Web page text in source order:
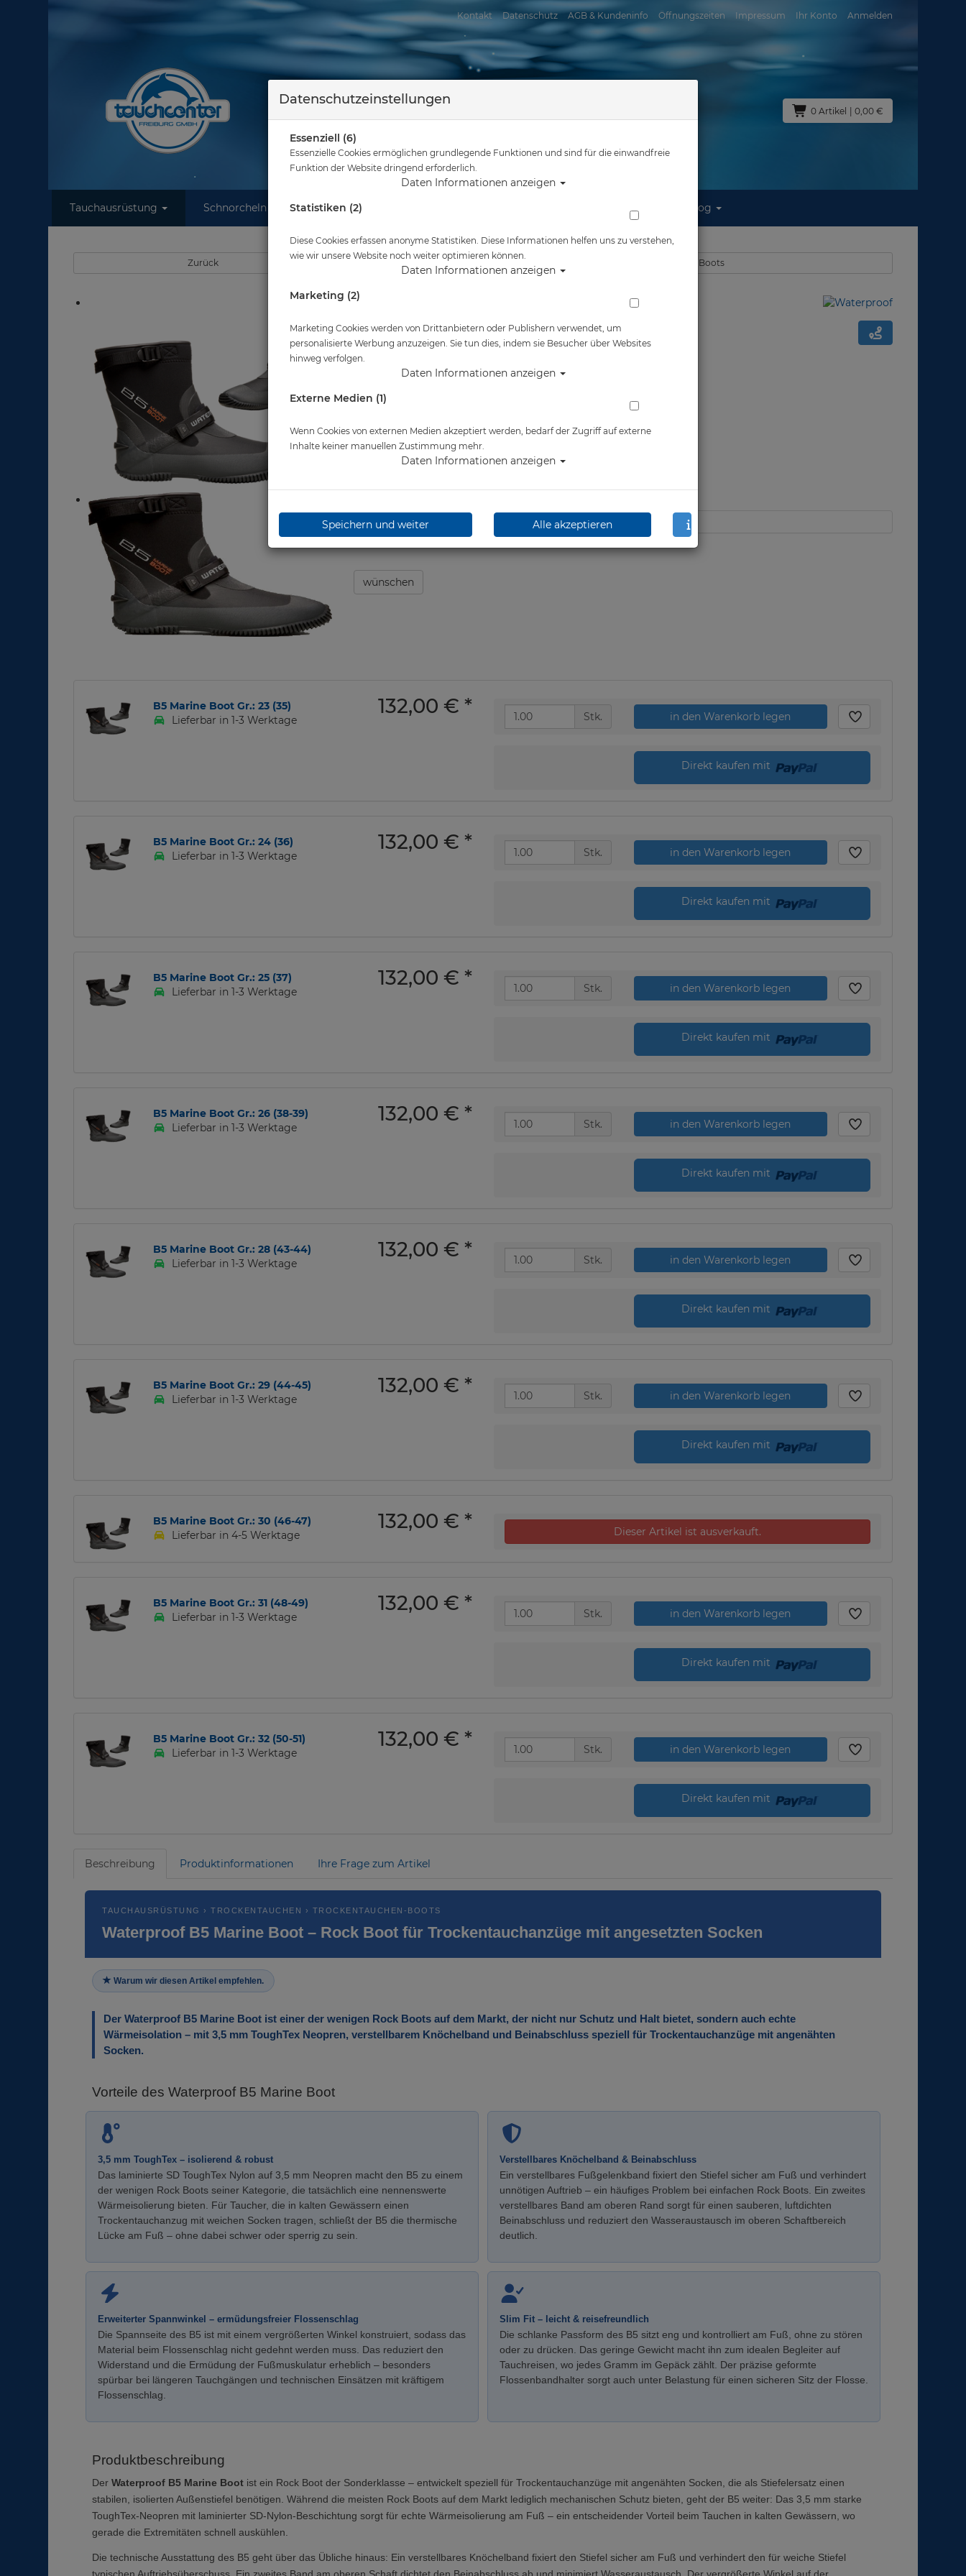
Kontakt Datenschutz AGB & Kundeninfo Öffnungszeiten Impressum Ihr Konto Anmelden
0 Artikel | 0,00 €
Tauchausrüstung Schnorcheln Wassersport Reisen Blog
Sie sind hier Tauchausrüstung Waterproof B5 Marine Boot
Zurück Alle Artikel zeigen aus: Trockentauchen - Boots
Waterproof B5 Marine Boot
Artikelnr.: wat-6370master
ab 132,00 €
wünschen
B5 Marine Boot Gr.: 23 (35)
Lieferbar in 1-3 Werktage
132,00 € * Stk. in den Warenkorb legen
Direkt kaufen mit
B5 Marine Boot Gr.: 24 (36)
Lieferbar in 1-3 Werktage
132,00 € * Stk. in den Warenkorb legen
Direkt kaufen mit
B5 Marine Boot Gr.: 25 (37)
Lieferbar in 1-3 Werktage
132,00 € * Stk. in den Warenkorb legen
Direkt kaufen mit
B5 Marine Boot Gr.: 26 (38-39)
Lieferbar in 1-3 Werktage
132,00 € * Stk. in den Warenkorb legen
Direkt kaufen mit
B5 Marine Boot Gr.: 28 (43-44)
Lieferbar in 1-3 Werktage
132,00 € * Stk. in den Warenkorb legen
Direkt kaufen mit
B5 Marine Boot Gr.: 29 (44-45)
Lieferbar in 1-3 Werktage
132,00 € * Stk. in den Warenkorb legen
Direkt kaufen mit
B5 Marine Boot Gr.: 30 (46-47)
Lieferbar in 4-5 Werktage
132,00 € * Dieser Artikel ist ausverkauft.
B5 Marine Boot Gr.: 31 (48-49)
Lieferbar in 1-3 Werktage
132,00 € * Stk. in den Warenkorb legen
Direkt kaufen mit
B5 Marine Boot Gr.: 32 (50-51)
Lieferbar in 1-3 Werktage
132,00 € * Stk. in den Warenkorb legen
Direkt kaufen mit
Beschreibung Produktinformationen Ihre Frage zum Artikel
TAUCHAUSRÜSTUNG › TROCKENTAUCHEN › TROCKENTAUCHEN-BOOTS
Waterproof B5 Marine Boot – Rock Boot für Trockentauchanzüge mit angesetzten Socken
Warum wir diesen Artikel empfehlen.
Der Waterproof B5 Marine Boot ist einer der wenigen Rock Boots auf dem Markt, der nicht nur Schutz und Halt bietet, sondern auch echte
Wärmeisolation – mit 3,5 mm ToughTex Neopren, verstellbarem Knöchelband und Beinabschluss speziell für Trockentauchanzüge mit angenähten
Socken.
Vorteile des Waterproof B5 Marine Boot
3,5 mm ToughTex – isolierend & robust
Das laminierte SD ToughTex Nylon auf 3,5 mm Neopren macht den B5 zu einem
der wenigen Rock Boots seiner Kategorie, die tatsächlich eine nennenswerte
Wärmeisolierung bieten. Für Taucher, die in kalten Gewässern einen
Trockentauchanzug mit weichen Socken tragen, schließt der B5 die thermische
Lücke am Fuß – ohne dabei schwer oder sperrig zu sein.
Verstellbares Knöchelband & Beinabschluss
Ein verstellbares Fußgelenkband fixiert den Stiefel sicher am Fuß und verhindert
unnötigen Auftrieb – ein häufiges Problem bei einfachen Rock Boots. Ein zweites
verstellbares Band am oberen Rand sorgt für einen sauberen, luftdichten
Beinabschluss und reduziert den Wasseraustausch im oberen Schaftbereich
deutlich.
Erweiterter Spannwinkel – ermüdungsfreier Flossenschlag
Die Spannseite des B5 ist mit einem vergrößerten Winkel konstruiert, sodass das
Material beim Flossenschlag nicht gedehnt werden muss. Das reduziert den
Widerstand und die Ermüdung der Fußmuskulatur erheblich – besonders
spürbar bei längeren Tauchgängen und technischen Einsätzen mit kräftigem
Flossenschlag.
Slim Fit – leicht & reisefreundlich
Die schlanke Passform des B5 sitzt eng und kontrolliert am Fuß, ohne zu stören
oder zu drücken. Das geringe Gewicht macht ihn zum idealen Begleiter auf
Tauchreisen, wo jedes Gramm im Gepäck zählt. Der präzise geformte
Flossenbandhalter sorgt auch unter Belastung für einen sicheren Sitz der Flosse.
Produktbeschreibung
Der Waterproof B5 Marine Boot ist ein Rock Boot der Sonderklasse – entwickelt speziell für Trockentauchanzüge mit angenähten Socken, die als Stiefelersatz einen
stabilen, isolierten Außenstiefel benötigen. Während die meisten Rock Boots auf dem Markt lediglich mechanischen Schutz bieten, geht der B5 weiter: Das 3,5 mm starke
ToughTex-Neopren mit laminierter SD-Nylon-Beschichtung sorgt für echte Wärmeisolierung am Fuß – ein entscheidender Vorteil beim Tauchen in kalten Gewässern, wo
gerade die Extremitäten schnell auskühlen.
Die technische Ausstattung des B5 geht über das Übliche hinaus: Ein verstellbares Knöchelband fixiert den Stiefel sicher am Fuß und verhindert den für weiche Stiefel
Datenschutzeinstellungen
Essenziell (6)
Essenzielle Cookies ermöglichen grundlegende Funktionen und sind für die einwandfreie
Funktion der Website dringend erforderlich.
Daten Informationen anzeigen
Statistiken (2)
Diese Cookies erfassen anonyme Statistiken. Diese Informationen helfen uns zu verstehen,
wie wir unsere Website noch weiter optimieren können.
Daten Informationen anzeigen
Marketing (2)
Marketing Cookies werden von Drittanbietern oder Publishern verwendet, um
personalisierte Werbung anzuzeigen. Sie tun dies, indem sie Besucher über Websites
hinweg verfolgen.
Daten Informationen anzeigen
Externe Medien (1)
Wenn Cookies von externen Medien akzeptiert werden, bedarf der Zugriff auf externe
Inhalte keiner manuellen Zustimmung mehr.
Daten Informationen anzeigen
Speichern und weiter Alle akzeptieren